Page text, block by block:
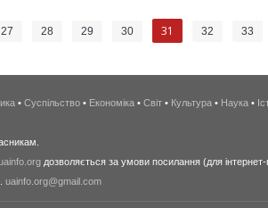
27 28 29 30 31 32 33
• Суспільство • Економіка • Світ • Культура • Наука •
дозволяється за умови посилання (для інтернет-
uainfo.org@gmail.com